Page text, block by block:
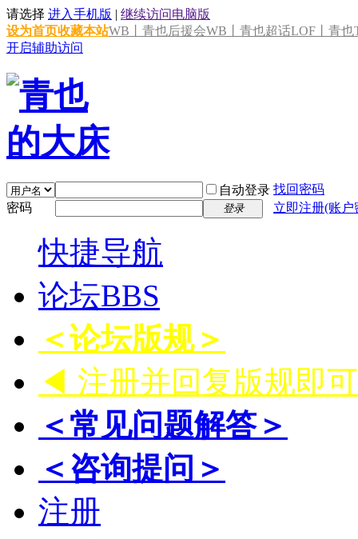
请选择 进入手机版 | 继续访问电脑版
设为首页收藏本站WB丨青也后援会WB丨青也超话LOF丨青也
开启辅助访问
自动登录 找回密码
密码
登录 立即注册(账
快捷导航
论坛BBS
＜论坛版规＞
◀ 注册并回复版规即
＜常见问题解答＞
＜咨询提问＞
注册